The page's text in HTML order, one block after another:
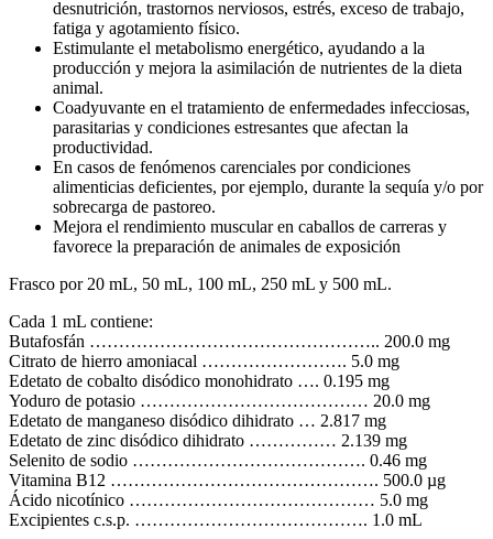
desnutrición, trastornos nerviosos, estrés, exceso de trabajo,
fatiga y agotamiento físico.
Estimulante el metabolismo energético, ayudando a la
producción y mejora la asimilación de nutrientes de la dieta
animal.
Coadyuvante en el tratamiento de enfermedades infecciosas,
parasitarias y condiciones estresantes que afectan la
productividad.
En casos de fenómenos carenciales por condiciones
alimenticias deficientes, por ejemplo, durante la sequía y/o por
sobrecarga de pastoreo.
Mejora el rendimiento muscular en caballos de carreras y
favorece la preparación de animales de exposición
Frasco por 20 mL, 50 mL, 100 mL, 250 mL y 500 mL.
Cada 1 mL contiene:
Butafosfán ………………………………………….. 200.0 mg
Citrato de hierro amoniacal ……………………. 5.0 mg
Edetato de cobalto disódico monohidrato …. 0.195 mg
Yoduro de potasio ………………………………… 20.0 mg
Edetato de manganeso disódico dihidrato … 2.817 mg
Edetato de zinc disódico dihidrato …………… 2.139 mg
Selenito de sodio …………………………………. 0.46 mg
Vitamina B12 ………………………………………. 500.0 µg
Ácido nicotínico …………………………………… 5.0 mg
Excipientes c.s.p. …………………………………. 1.0 mL